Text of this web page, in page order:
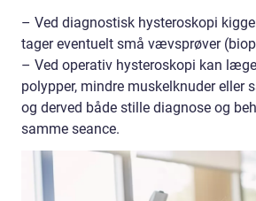
– Ved diagnostisk hysteroskopi
tager eventuelt små vævsprøver
– Ved operativ hysteroskopi kan
polypper, mindre muskelknuder eller
og derved både stille diagnose og
samme seance.